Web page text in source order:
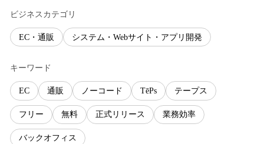
ビジネスカテゴリ
EC・通販 システム・Webサイト・アプリ開発
キーワード
EC 通販 ノーコード TēPs テープス
フリー 無料 正式リリース 業務効率
バックオフィス